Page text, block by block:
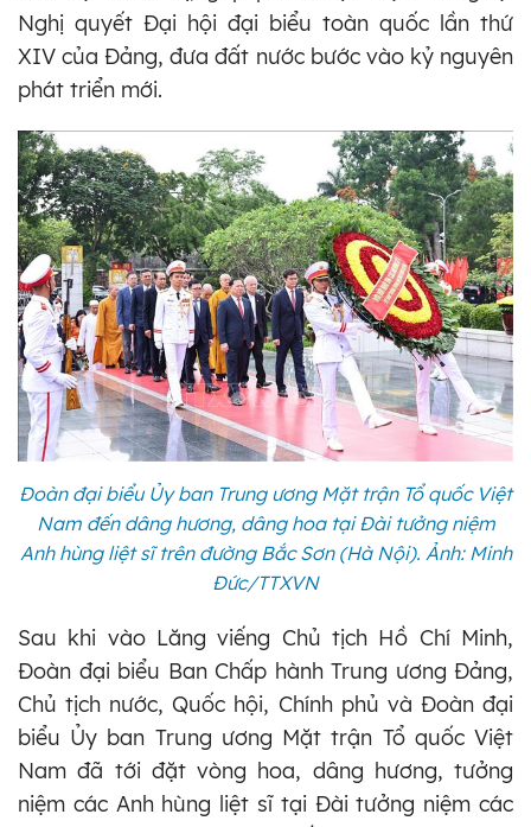
Nghị quyết Đại hội đại biểu toàn quốc lần thứ
XIV của Đảng, đưa đất nước bước vào kỷ nguyên
phát triển mới.
Đoàn đại biểu Ủy ban Trung ương Mặt trận Tổ quốc Việt
Nam đến dâng hương, dâng hoa tại Đài tưởng niệm
Anh hùng liệt sĩ trên đường Bắc Sơn (Hà Nội). Ảnh: Minh
Đức/TTXVN
Sau khi vào Lăng viếng Chủ tịch Hồ Chí Minh,
Đoàn đại biểu Ban Chấp hành Trung ương Đảng,
Chủ tịch nước, Quốc hội, Chính phủ và Đoàn đại
biểu Ủy ban Trung ương Mặt trận Tổ quốc Việt
Nam đã tới đặt vòng hoa, dâng hương, tưởng
niệm các Anh hùng liệt sĩ tại Đài tưởng niệm các